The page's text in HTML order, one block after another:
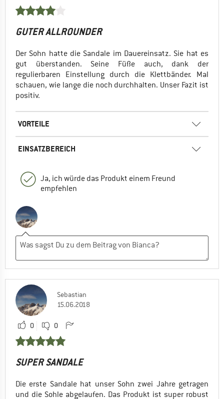
GUTER ALLROUNDER
Der Sohn hatte die Sandale im Dauereinsatz. Sie hat es
gut überstanden. Seine Füße auch, dank der
regulierbaren Einstellung durch die Klettbänder. Mal
schauen, wie lange die noch durchhalten. Unser Fazit ist
positiv.
VORTEILE
EINSATZBEREICH
Ja, ich würde das Produkt einem Freund
empfehlen
Sebastian
15.06.2018
0 0
SUPER SANDALE
Die erste Sandale hat unser Sohn zwei Jahre getragen
und die Sohle abgelaufen. Das Produkt ist super robust